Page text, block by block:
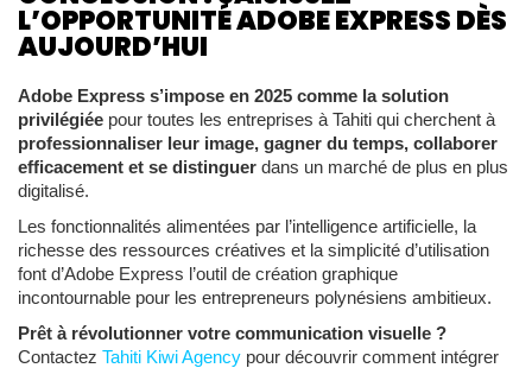
L’OPPORTUNITÉ ADOBE EXPRESS DÈS
AUJOURD’HUI
Adobe Express s’impose en 2025 comme la solution
privilégiée pour toutes les entreprises à Tahiti qui cherchent à
professionnaliser leur image, gagner du temps, collaborer
efficacement et se distinguer dans un marché de plus en plus
digitalisé.
Les fonctionnalités alimentées par l’intelligence artificielle, la
richesse des ressources créatives et la simplicité d’utilisation
font d’Adobe Express l’outil de création graphique
incontournable pour les entrepreneurs polynésiens ambitieux.
Prêt à révolutionner votre communication visuelle ?
Contactez Tahiti Kiwi Agency pour découvrir comment intégrer